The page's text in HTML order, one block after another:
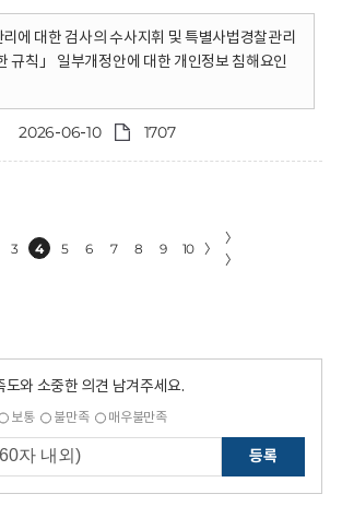
리에 대한 검사의 수사지휘 및 특별사법경찰관리
규칙」 일부개정안에 대한 개인정보 침해요인
2026-06-10 1707
3 4 5 6 7 8 9 10 〉
〉
〉
와 소중한 의견 남겨주세요.
보통 불만족 매우불만족
등록